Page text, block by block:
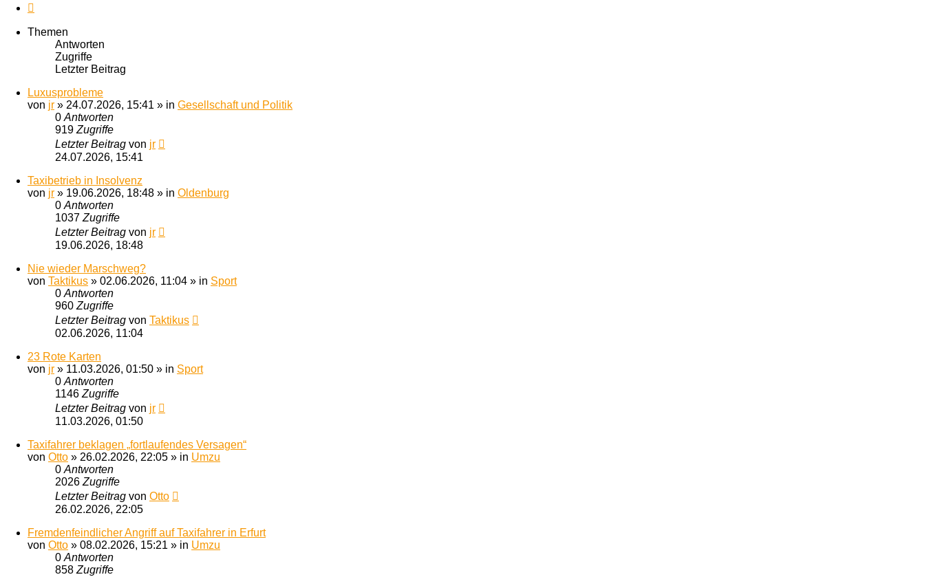
Themen
Antworten
Zugriffe
Letzter Beitrag
Luxusprobleme
von jr » 24.07.2026, 15:41 » in Gesellschaft und Politik
0 Antworten
919 Zugriffe
Letzter Beitrag von jr
24.07.2026, 15:41
Taxibetrieb in Insolvenz
von jr » 19.06.2026, 18:48 » in Oldenburg
0 Antworten
1037 Zugriffe
Letzter Beitrag von jr
19.06.2026, 18:48
Nie wieder Marschweg?
von Taktikus » 02.06.2026, 11:04 » in Sport
0 Antworten
960 Zugriffe
Letzter Beitrag von Taktikus
02.06.2026, 11:04
23 Rote Karten
von jr » 11.03.2026, 01:50 » in Sport
0 Antworten
1146 Zugriffe
Letzter Beitrag von jr
11.03.2026, 01:50
Taxifahrer beklagen „fortlaufendes Versagen“
von Otto » 26.02.2026, 22:05 » in Umzu
0 Antworten
2026 Zugriffe
Letzter Beitrag von Otto
26.02.2026, 22:05
Fremdenfeindlicher Angriff auf Taxifahrer in Erfurt
von Otto » 08.02.2026, 15:21 » in Umzu
0 Antworten
858 Zugriffe